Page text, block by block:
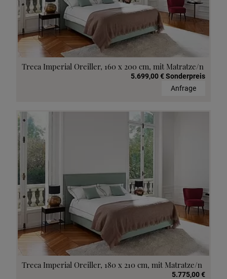
Treca Imperial Oreiller, 160 x 200 cm, mit Matratze/n
5.699,00 € Sonderpreis
Anfrage
Treca Imperial Oreiller, 180 x 210 cm, mit Matratze/n
5.775,00 €